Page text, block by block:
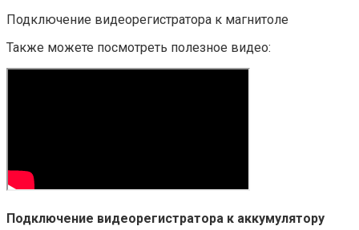
Подключение видеорегистратора к магнитоле
Также можете посмотреть полезное видео:
Подключение видеорегистратора к аккумулятору